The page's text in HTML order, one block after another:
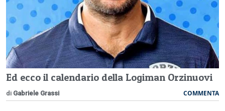
Ed ecco il calendario della Logiman Orzinuovi
di Gabriele Grassi COMMENTA